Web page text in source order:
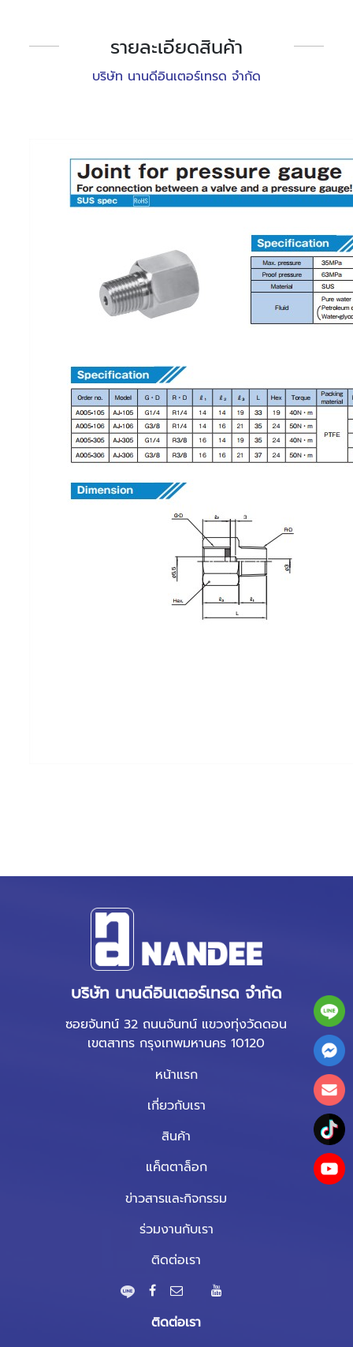
รายละเอียดสินค้า
บริษัท นานดีอินเตอร์เทรด จำกัด
บริษัท นานดีอินเตอร์เทรด จำกัด
ซอยจันทน์ 32 ถนนจันทน์ แขวงทุ่งวัดดอน
เขตสาทร กรุงเทพมหานคร 10120
หน้าแรก
เกี่ยวกับเรา
สินค้า
แค็ตตาล็อก
ข่าวสารและกิจกรรม
ร่วมงานกับเรา
ติดต่อเรา
ติดต่อเรา